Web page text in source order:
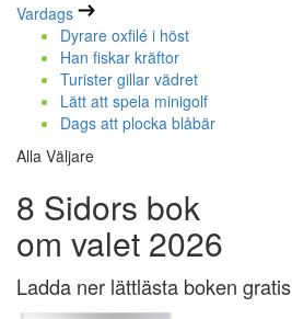
Vardags
Dyrare oxfilé i höst
Han fiskar kräftor
Turister gillar vädret
Lätt att spela minigolf
Dags att plocka blåbär
Alla Väljare
8 Sidors bok
om valet 2026
Ladda ner lättlästa boken gratis